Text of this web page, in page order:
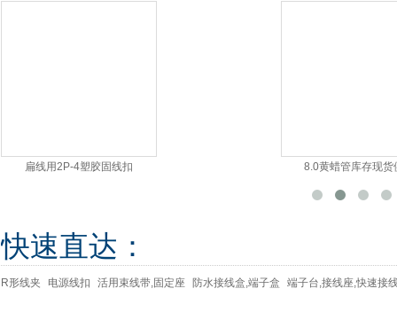
扁线用2P-4塑胶固线扣 8.0黄蜡管库存现货
快速直达：
R形线夹 电源线扣 活用束线带,固定座 防水接线盒,端子盒 端子台,接线座,快速接